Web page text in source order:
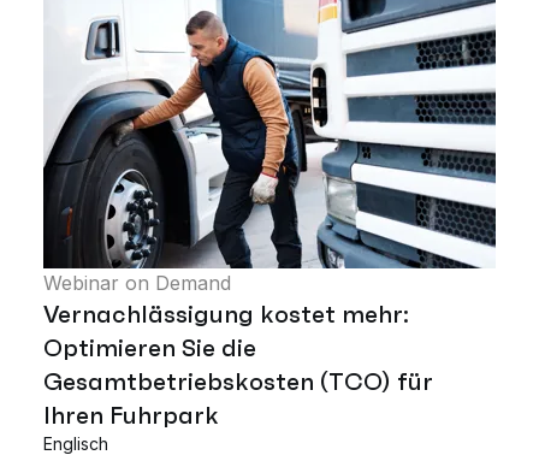
Webinar on Demand
Vernachlässigung kostet mehr:
Optimieren Sie die
Gesamtbetriebskosten (TCO) für
Ihren Fuhrpark
Englisch